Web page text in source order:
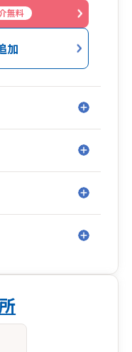
無料
加